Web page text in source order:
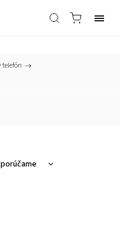
systems.sk
telefón /